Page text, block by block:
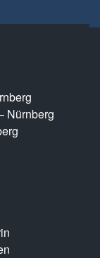
Nürnberg